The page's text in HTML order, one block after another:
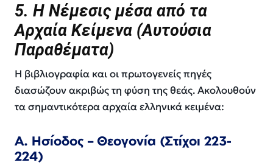
5. Η Νέμεσις μέσα από τα
Αρχαία Κείμενα (Αυτούσια
Παραθέματα)
Η βιβλιογραφία και οι πρωτογενείς πηγές
διασώζουν ακριβώς τη φύση της θεάς. Ακολουθούν
τα σημαντικότερα αρχαία ελληνικά κειμένα:
Α. Ησίοδος – Θεογονία (Στίχοι 223-
224)